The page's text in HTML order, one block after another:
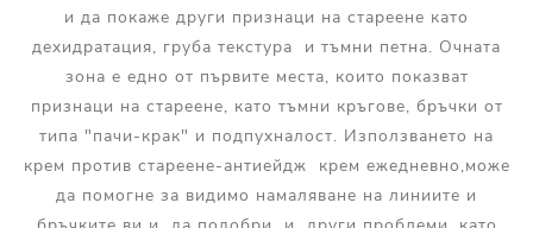
и да покаже други признаци на стареене като
дехидратация, груба текстура и тъмни петна. Очната
зона е едно от първите места, които показват
признаци на стареене, като тъмни кръгове, бръчки от
типа "пачи-крак" и подпухналост. Използването на
крем против стареене-антиейдж крем ежедневно,може
да помогне за видимо намаляване на линиите и